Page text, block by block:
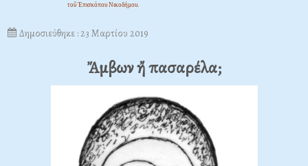
τοῦ Ἐπισκόπου Νικοδήμου.
Δημοσιεύθηκε : 23 Μαρτίου 2019
Ἄμβων ἤ πασαρέλα;